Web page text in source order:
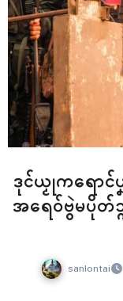
ဒုၚ်ယၟုကရော
အရေဝ်ဗွဲမပိုတ်
sanlontai